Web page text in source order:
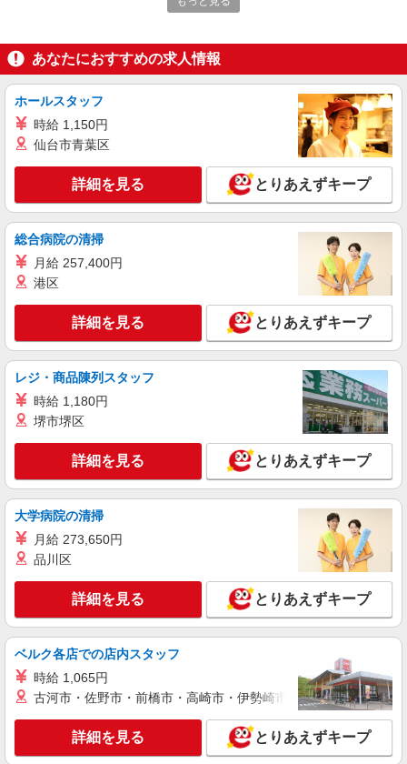
当で時給UP） ※給与幅は経験・能力による
キープ 詳細を見る
正社員
東京梅田・イースタングループ東京事務センター
月給209646円〜＋各種手当（残業手当・深夜
手当・運行管理者資格手当等） ★勤務時間帯・経
験・資格により優遇します 【給与例】 月収例：
255000円〜301000円 年収例：306万円〜361万円
東京都中央区築地7-10-2 築地小川ビル５階
キープ 詳細を見る
アルバイト パート
東京梅田・イースタングループ東京事務センター
一般事務スタッフ
東京都中央区築地7-10-2 築地小川ビル５階
詳細を見る
株式会社パソナ・東京キャリアセンター/KT6001173165
NEW
月給302900円 ★交通費規定に基づき交通費支
キープ 詳細を見る
派遣社員
株式会社パソナ・東京キャリアセンター/KT6001173890
一般事務/編集・校正/英文事務
月給303800円 ★交通費規定に基づき交通費支
給
東京都中央区（東京駅）
あなたにおすすめの求人情報
ホールスタッフ
時給 1,150円
仙台市青葉区
詳細を見る とりあえずキープ
総合病院の清掃
月給 257,400円
港区
詳細を見る とりあえずキープ
レジ・商品陳列スタッフ
時給 1,180円
堺市堺区
詳細を見る とりあえずキープ
大学病院の清掃
月給 273,650円
品川区
詳細を見る とりあえずキープ
ベルク各店での店内スタッフ
時給 1,065円
古河市・佐野市・前橋市・高崎市・伊勢崎市・太田市・館林市
詳細を見る とりあえずキープ